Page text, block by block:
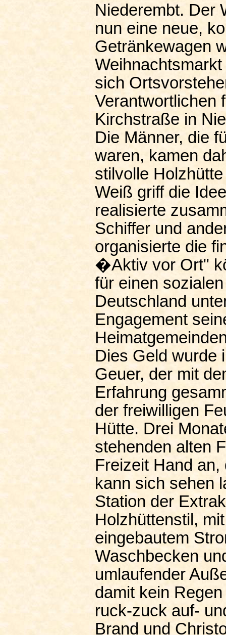
Niederembt. Der
nun eine neue,
Getränkewagen
sich
Verantwortlichen
Kirchstraße in
Die Männer, die
waren, kamen
stilvolle
Weiß griff die
realisierte
Schiffer und
organisierte die
�Aktiv vor Ort"
für einen
Deutschland
Engagement
Dies Geld wurde
Geuer, der mit
Erfahrung
der freiwilligen
Hütte. Drei
stehenden alten
Freizeit Hand
kann sich sehen
Station der
Holzhüttenstil,
eingebautem
Waschbecken
umlaufender
damit kein
ruck-zuck auf-
Brand und